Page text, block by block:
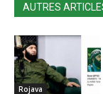
AUTRES
Rojava